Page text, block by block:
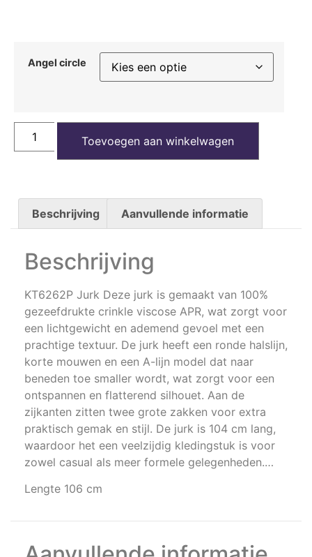
Angel circle
Toevoegen aan winkelwagen
Beschrijving Aanvullende informatie
Beschrijving
KT6262P Jurk Deze jurk is gemaakt van 100%
gezeefdrukte crinkle viscose APR, wat zorgt voor
een lichtgewicht en ademend gevoel met een
prachtige textuur. De jurk heeft een ronde halslijn,
korte mouwen en een A-lijn model dat naar
beneden toe smaller wordt, wat zorgt voor een
ontspannen en flatterend silhouet. Aan de
zijkanten zitten twee grote zakken voor extra
praktisch gemak en stijl. De jurk is 104 cm lang,
waardoor het een veelzijdig kledingstuk is voor
zowel casual als meer formele gelegenheden.…
Lengte 106 cm